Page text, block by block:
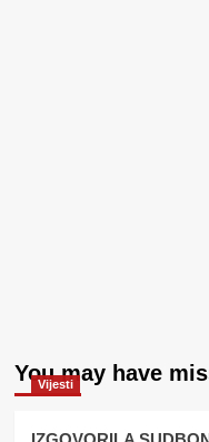
You may have
Vijesti